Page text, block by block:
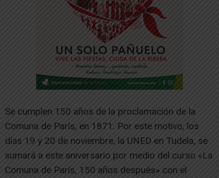
Se cumplen 150 años de la proclamación de la
Comuna de París, en 1871. Por este motivo, los
días 19 y 20 de noviembre, la UNED en Tudela, se
sumará a este aniversario por medio del curso «La
Comuna de París, 150 años después» con el